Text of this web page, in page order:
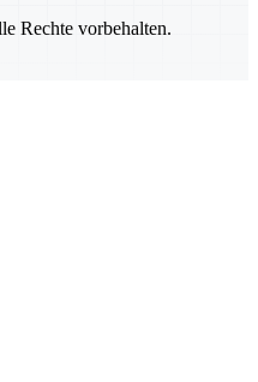
Rechte vorbehalten.